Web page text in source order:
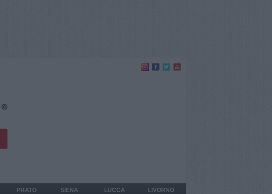
PRATO
SIENA
LUCCA
LIVORNO